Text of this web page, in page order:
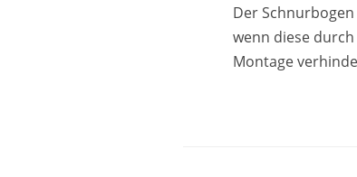
Der
wenn diese
Montage